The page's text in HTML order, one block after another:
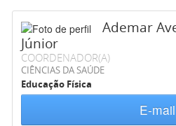
Ademar
Júnior
COORDENADOR(A)
CIÊNCIAS DA SAÚDE
Educação Física
E-mail